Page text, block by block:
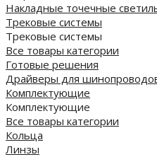
Накладные точечные
Трековые системы
Трековые системы
Все товары категории
Готовые решения
Драйверы для
Комплектующие
Комплектующие
Все товары категории
Кольца
Линзы